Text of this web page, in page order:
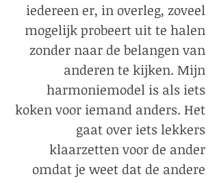
iedereen er, in overleg, zoveel
mogelijk probeert uit te halen
zonder naar de belangen van
anderen te kijken. Mijn
harmoniemodel is als iets
koken voor iemand anders. Het
gaat over iets lekkers
klaarzetten voor de ander
omdat je weet dat de andere